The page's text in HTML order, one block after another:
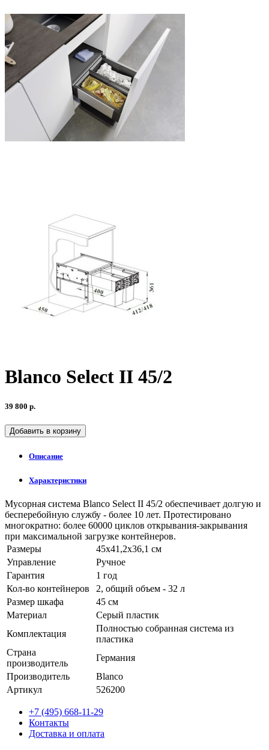
Blanco Select II 45/2
39 800 р.
Добавить в корзину
Описание
Характеристики
Мусорная система Blanco Select II 45/2 обеспечивает долгую и
бесперебойную службу - более 10 лет. Протестировано
многократно: более 60000 циклов открывания-закрывания
при максимальной загрузке контейнеров.
Размеры
45х41,2х36,1 см
Управление
Ручное
Гарантия
1 год
Кол-во контейнеров
2, общий объем - 32 л
Размер шкафа
45 см
Материал
Серый пластик
Комплектация
Полностью собранная система из
пластика
Страна
производитель
Германия
Производитель
Blanco
Артикул
526200
+7 (495) 668-11-29
Контакты
Доставка и оплата